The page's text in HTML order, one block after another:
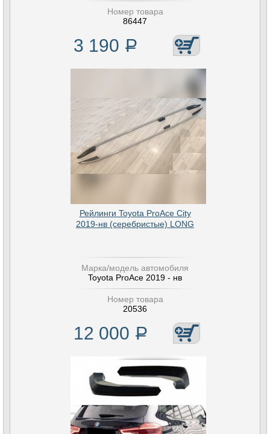
Номер товара
86447
3 190 Р
Рейлинги Toyota ProAce City
2019-нв (серебристые) LONG
Марка/модель автомобиля
Toyota ProAce 2019 - нв
Номер товара
20536
12 000 Р